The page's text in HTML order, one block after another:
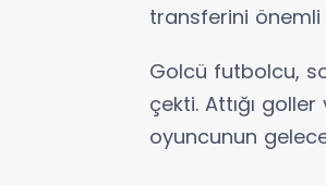
transferini
Golcü futbolcu,
çekti. Attığı
oyuncunun